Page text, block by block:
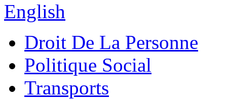
English
Droit De La Personne
Politique Social
Transports